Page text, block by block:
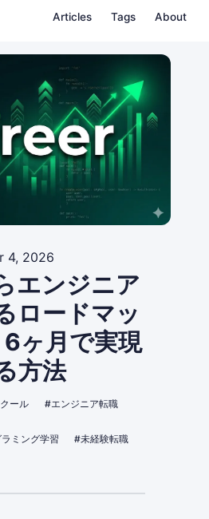
Articles Tags About
4, 2026
エンジニア
ロードマッ
ヶ月で実現
方法
ール #エンジニア転職
ミング学習 #未経験転職